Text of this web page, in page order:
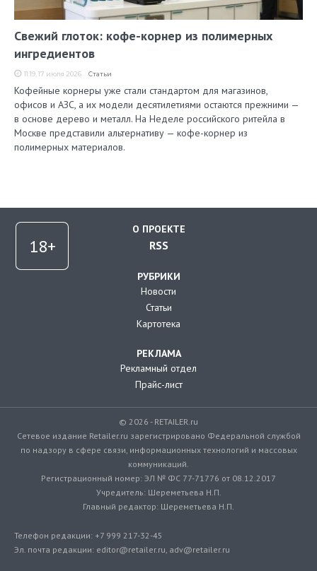
Свежий глоток: кофе-корнер из полимерных
ингредиентов
11:19, 17 июля 2026 Статьи
Кофейные корнеры уже стали стандартом для магазинов,
офисов и АЗС, а их модели десятилетиями остаются прежними —
в основе дерево и металл. На Неделе российского ритейла в
Москве представили альтернативу — кофе-корнер из
полимерных материалов.
О ПРОЕКТЕ
RSS
РУБРИКИ
Новости
Статьи
Картотека
РЕКЛАМА
Рекламный отдел
Прайс-лист
© 2026 - RETAILER.ru
Сетевое издание Retailer.ru зарегистрировано Федеральной службой
по надзору в сфере связи, информационных технологий и массовых
коммуникаций.
Регистрационный номер: ЭЛ № ФС 77-71776 от 08.12.2017
Учредитель: Шереметьева Н.П.
Главный редактор: Шереметьева Н.П.
Телефон редакции: +7 999 217-32-45
Эл. почта редакции: editor@retailer.ru, adv@retailer.ru